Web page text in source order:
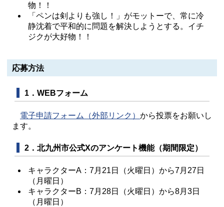
物！！
「ペンは剣よりも強し！」がモットーで、常に冷
静沈着で平和的に問題を解決しようとする。イチ
ジクが大好物！！
応募方法
1．WEBフォーム
電子申請フォーム（外部リンク） から投票をお願いし
ます。
2．北九州市公式Xのアンケート機能（期間限定）
キャラクターA：7月21日（火曜日）から7月27日
（月曜日）
キャラクターB：7月28日（火曜日）から8月3日
（月曜日）